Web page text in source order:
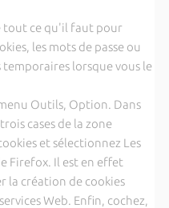
tout ce qu'il faut pour
les mots de passe ou
lorsque vous le
Outils, Option. Dans
cases de la zone
et sélectionnez Les
Firefox. Il est en effet
la création de cookies
Web. Enfin, cochez,